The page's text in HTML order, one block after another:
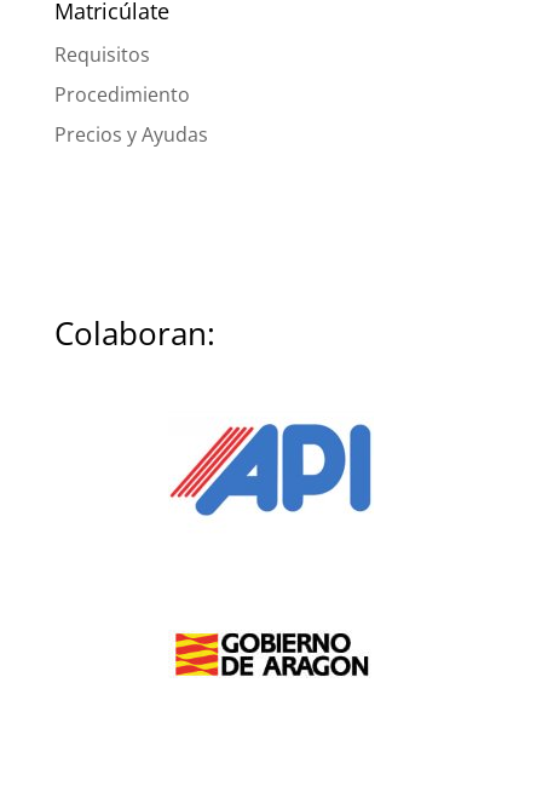
Matricúlate
Requisitos
Procedimiento
Precios y Ayudas
Colaboran: